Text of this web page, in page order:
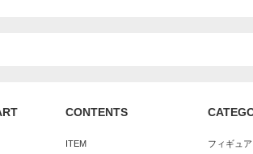
CONTENTS
ITEM フィギュ